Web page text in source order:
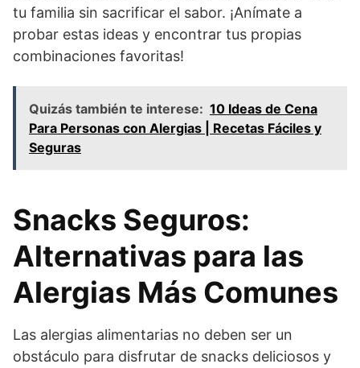
tu familia sin sacrificar el sabor. ¡Anímate a
probar estas ideas y encontrar tus propias
combinaciones favoritas!
Quizás también te interese: 10 Ideas de Cena
Para Personas con Alergias | Recetas Fáciles y
Seguras
Snacks Seguros:
Alternativas para las
Alergias Más Comunes
Las alergias alimentarias no deben ser un
obstáculo para disfrutar de snacks deliciosos y